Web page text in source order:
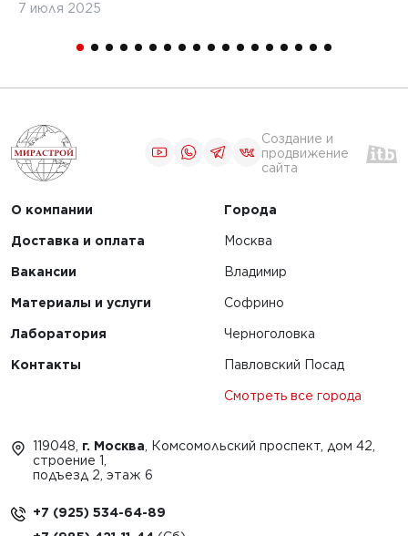
7 июля 2025
Создание и
продвижение
сайта
О компании
Доставка и оплата
Вакансии
Материалы и услуги
Лаборатория
Контакты
Города
Москва
Владимир
Софрино
Черноголовка
Павловский Посад
Смотреть все города
119048, г. Москва , Комсомольский проспект, дом 42,
строение 1,
подъезд 2, этаж 6
+7 (925) 534-64-89